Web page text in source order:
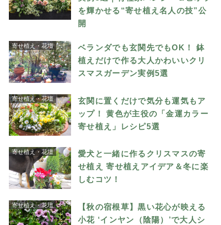
を輝かせる“寄せ植え名人の技”公
開
寄せ植え・花壇
ベランダでも玄関先でもOK！ 鉢
植えだけで作る大人かわいいクリ
スマスガーデン実例5選
寄せ植え・花壇
玄関に置くだけで気分も運気もア
ップ！ 黄色が主役の「金運カラー
寄せ植え」レシピ5選
寄せ植え・花壇
愛犬と一緒に作るクリスマスの寄
せ植え 寄せ植えアイデア＆冬に楽
しむコツ！
寄せ植え・花壇
【秋の宿根草】黒い花心が映える
小花 ‘インヤン（陰陽）’で大人シ